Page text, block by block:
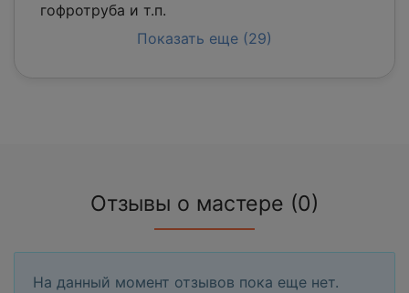
гофротруба и т.п.
Показать еще (29)
Отзывы о мастере (0)
На данный момент отзывов пока еще нет.